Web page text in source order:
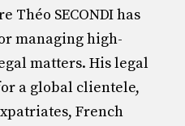
Théo SECONDI has
managing high-
matters. His legal
a global clientele,
French